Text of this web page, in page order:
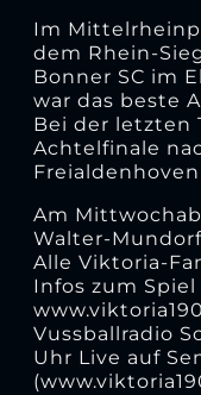
Im
dem Rhein-
Bonner SC im
war das beste
Bei der letzten
Achtelfinale
Am
Walter-
Alle Viktoria-
Infos zum
Vussballradio
Uhr Live auf